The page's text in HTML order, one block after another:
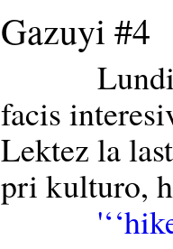
Gazuyi #4
facis
Lektez la
pri kulturo,